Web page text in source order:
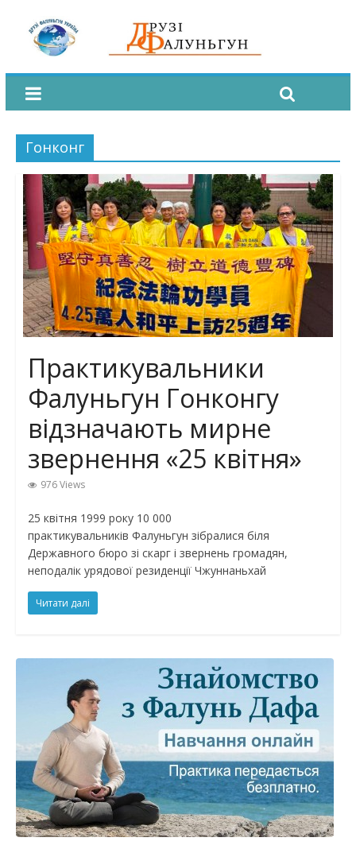
Гонконг
Практикувальники
Фалуньгун Гонконгу
відзначають мирне
звернення «25 квітня»
976 Views
25 квітня 1999 року 10 000
практикувальників Фалуньгун зібралися біля
Державного бюро зі скарг і звернень громадян,
неподалік урядової резиденції Чжуннаньхай
Читати далі